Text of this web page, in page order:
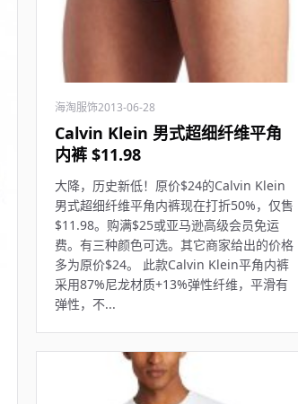
海淘服饰2013-06-28
Calvin Klein 男式超细纤维平角
内裤 $11.98
大降，历史新低！原价$24的Calvin Klein
男式超细纤维平角内裤现在打折50%，仅售
$11.98。购满$25或亚马逊高级会员免运
费。有三种颜色可选。其它商家给出的价格
多为原价$24。 此款Calvin Klein平角内裤
采用87%尼龙材质+13%弹性纤维，平滑有
弹性，不...